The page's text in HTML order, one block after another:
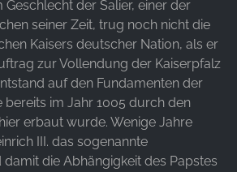
Geschlecht der Salier, einer der
seiner Zeit, trug noch nicht die
Kaisers deutscher Nation, als er
zur Vollendung der Kaiserpfalz
auf den Fundamenten der
bereits im Jahr 1005 durch den
erbaut wurde. Wenige Jahre
III. das sogenannte
damit die Abhängigkeit des Papstes
fbq
Ltd.